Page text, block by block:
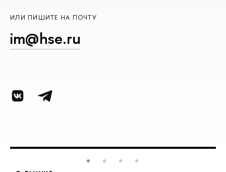
ИЛИ ПИШИТЕ НА ПОЧТУ
im@hse.ru